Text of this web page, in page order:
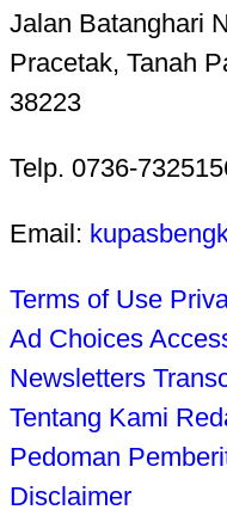
Jalan Batanghari
Pracetak, Tanah
38223
Telp. 0736-
Email:
Terms of Use
Ad Choices
Newsletters
Tentang Kami
Pedoman
Disclaimer